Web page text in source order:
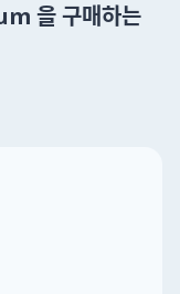
을 구매하는